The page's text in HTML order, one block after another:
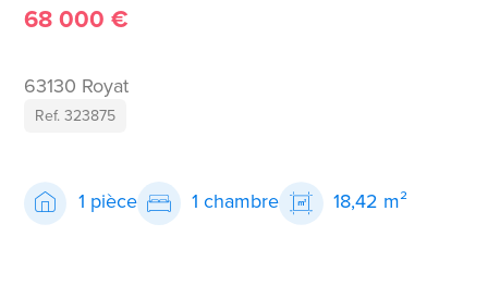
68 000 €
63130 Royat
Ref. 323875
1 pièce 1 chambre 18,42 m²